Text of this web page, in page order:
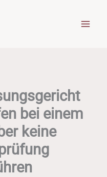
bei einem
keine